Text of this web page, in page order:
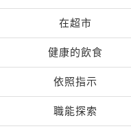
在超市
健康的飲食
依照指示
職能探索